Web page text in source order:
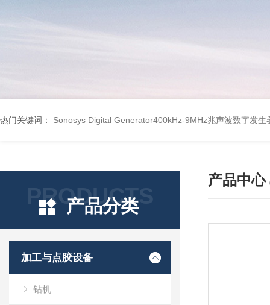
热门关键词： Sonosys Digital Generator400kHz-9MHz兆声波数字发生
PRODUCTS
产品分类
加工与点胶设备
钻机
产品中心